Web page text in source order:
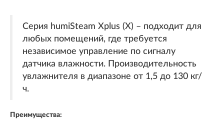
Серия humiSteam Xplus (X) – подходит для
любых помещений, где требуется
независимое управление по сигналу
датчика влажности. Производительность
увлажнителя в диапазоне от 1,5 до 130 кг/
ч.
Преимущества: